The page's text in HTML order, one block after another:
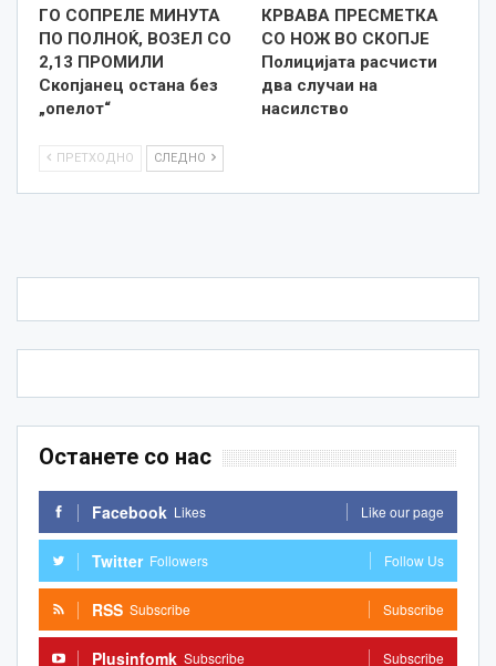
ГО СОПРЕЛЕ МИНУТА
ПО ПОЛНОЌ, ВОЗЕЛ СО
2,13 ПРОМИЛИ
Скопјанец остана без
„опелот“
КРВАВА ПРЕСМЕТКА
СО НОЖ ВО СКОПЈЕ
Полицијата расчисти
два случаи на
насилство
ПРЕТХОДНО СЛЕДНО
Останете со нас
Facebook Likes Like our page
Twitter Followers Follow Us
RSS Subscribe Subscribe
Plusinfomk Subscribe Subscribe